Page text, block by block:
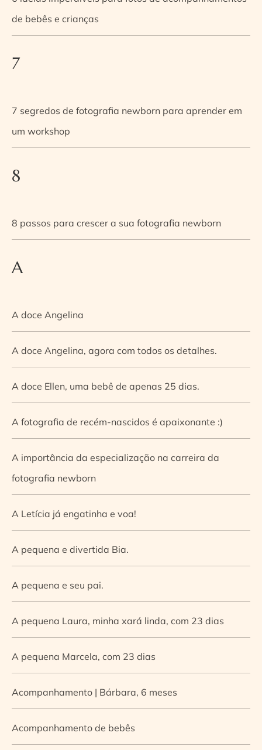
de bebês e crianças
7
7 segredos de fotografia newborn para aprender em
um workshop
8
8 passos para crescer a sua fotografia newborn
A
A doce Angelina
A doce Angelina, agora com todos os detalhes.
A doce Ellen, uma bebê de apenas 25 dias.
A fotografia de recém-nascidos é apaixonante :)
A importância da especialização na carreira da
fotografia newborn
A Letícia já engatinha e voa!
A pequena e divertida Bia.
A pequena e seu pai.
A pequena Laura, minha xará linda, com 23 dias
A pequena Marcela, com 23 dias
Acompanhamento | Bárbara, 6 meses
Acompanhamento de bebês